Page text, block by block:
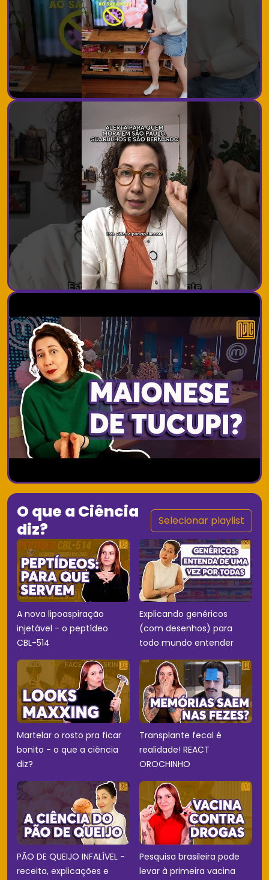
O que a Ciência
diz?
Selecionar playlist
A nova lipoaspiração
injetável - o peptídeo
CBL-514
Explicando genéricos
(com desenhos) para
todo mundo entender
Martelar o rosto pra ficar
bonito - o que a ciência
diz?
Transplante fecal é
realidade! REACT
OROCHINHO
PÃO DE QUEIJO INFALÍVEL -
receita, explicações e
Pesquisa brasileira pode
levar à primeira vacina